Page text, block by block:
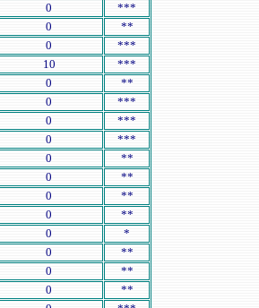
0
***
0
**
0
***
10
***
0
**
0
***
0
***
0
***
0
**
0
**
0
**
0
**
0
*
0
**
0
**
0
**